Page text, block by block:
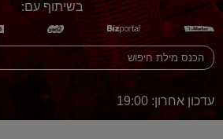
בשיתוף עם:
עדכון אחרון: 19:00